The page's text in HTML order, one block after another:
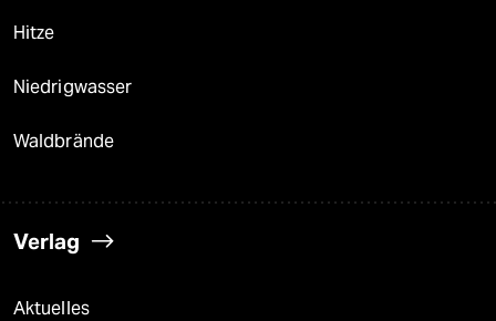
Hitze
Niedrigwasser
Waldbrände
Verlag
Aktuelles